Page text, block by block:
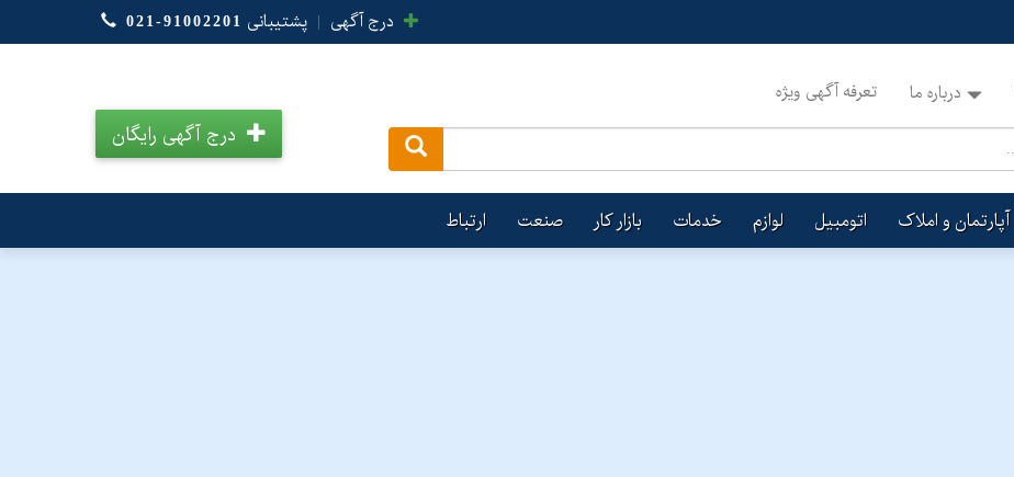
درج آگهی | پشتیبانی 021-91002201
درباره ما تعرفه آگهی ویژه
درج آگهی رایگان
آپارتمان و املاک اتومبیل لوازم خدمات بازار کار صنعت ارتباط